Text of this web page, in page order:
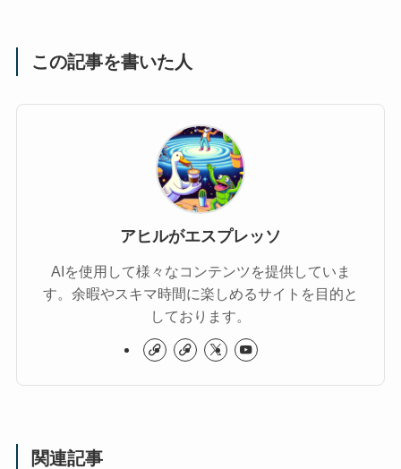
この記事を書いた人
アヒルがエスプレッソ
AIを使用して様々なコンテンツを提供していま
す。余暇やスキマ時間に楽しめるサイトを目的と
しております。
関連記事